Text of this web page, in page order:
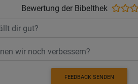
Bewertung der Bibelthek
FEEDBACK SENDEN